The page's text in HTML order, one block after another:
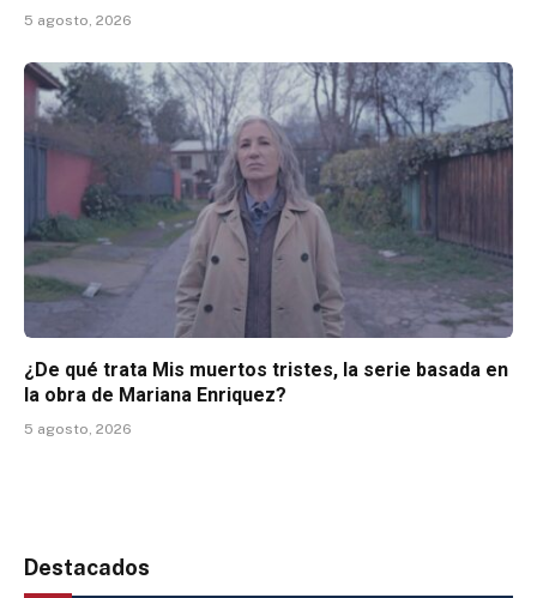
5 agosto, 2026
¿De qué trata Mis muertos tristes, la serie basada en
la obra de Mariana Enriquez?
5 agosto, 2026
Destacados